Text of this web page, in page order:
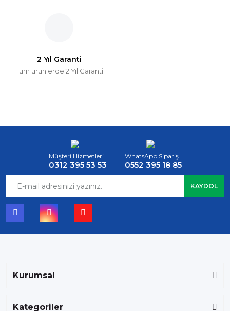
2 Yıl Garanti
Tüm ürünlerde 2 Yıl Garanti
Müşteri Hizmetleri
0312 395 53 53
WhatsApp Sipariş
0552 395 18 85
KAYDOL
Kurumsal
Kategoriler